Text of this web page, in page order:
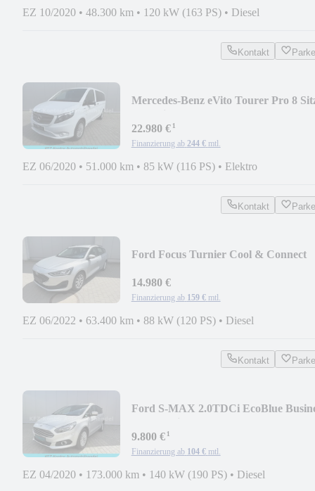
EZ 10/2020 • 48.300 km • 120 kW (163 PS) • Diesel
Kontakt
Mercedes-Benz eVito Tourer Pro 8
22.980 €¹
Finanzierung ab 244 € mtl.
EZ 06/2020 • 51.000 km • 85 kW (116 PS) • Elektro
Kontakt
Ford Focus Turnier Cool & Connect
14.980 €
Finanzierung ab 159 € mtl.
EZ 06/2022 • 63.400 km • 88 kW (120 PS) • Diesel
Kontakt
Ford S-MAX 2.0TDCi EcoBlue
9.800 €¹
Finanzierung ab 104 € mtl.
EZ 04/2020 • 173.000 km • 140 kW (190 PS) • Diesel